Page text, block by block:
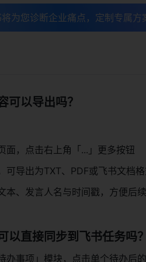
为您诊断企业痛点，定制专属方
可以导出吗？
面，点击右上角「...」更多按钮
可导出为TXT、PDF或飞书文档
本、发言人名与时间戳，方便后
以直接同步到飞书任务吗？
办事项」模块，点击单个待办后